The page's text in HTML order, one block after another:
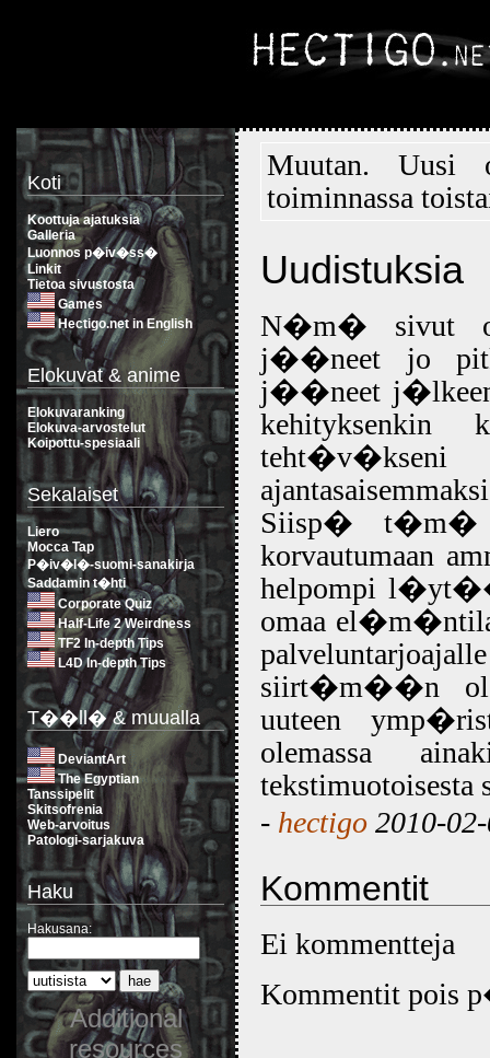
Koti
Koottuja ajatuksia
Galleria
Luonnos p�iv�ss�
Linkit
Tietoa sivustosta
Games
Hectigo.net in English
Elokuvat & anime
Elokuvaranking
Elokuva-arvostelut
Koipottu-spesiaali
Sekalaiset
Liero
Mocca Tap
P�iv�l�-suomi-sanakirja
Saddamin t�hti
Corporate Quiz
Half-Life 2 Weirdness
TF2 In-depth Tips
L4D In-depth Tips
T��ll� & muualla
DeviantArt
The Egyptian
Tanssipelit
Skitsofrenia
Web-arvoitus
Patologi-sarjakuva
Haku
Hakusana:
Muutan.
toiminnassa
Uudistuksia
N�m� sivut
j��neet jo
j��neet j�lkeen
Siisp� t�m�
korvautumaan
helpompi l�yt��
omaa
siirt�m��n
uuteen
olemassa
- hectigo 2010-
Kommentit
Ei kommentteja
Kommentit
Additional
resources